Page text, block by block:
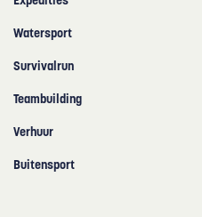
Watersport
Survivalrun
Teambuilding
Verhuur
Buitensport